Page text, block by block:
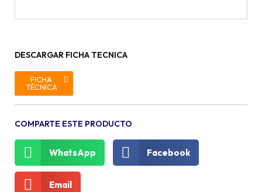
DESCARGAR FICHA TECNICA
FICHA
TÉCNICA
COMPARTE ESTE PRODUCTO
WhatsApp Facebook
Email